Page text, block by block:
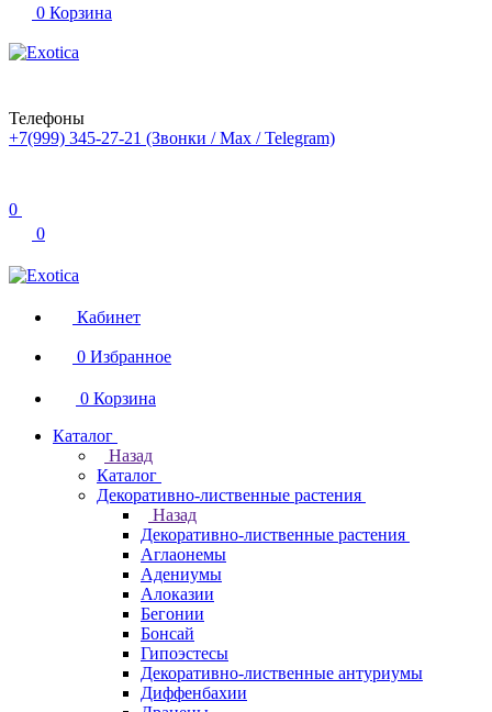
0 Корзина
Телефоны
+7(999) 345-27-21 (Звонки / Max / Telegram)
0
0
Кабинет
0 Избранное
0 Корзина
Каталог
Назад
Каталог
Декоративно-лиственные растения
Назад
Декоративно-лиственные растения
Аглаонемы
Адениумы
Алоказии
Бегонии
Бонсай
Гипоэстесы
Декоративно-лиственные антуриумы
Диффенбахии